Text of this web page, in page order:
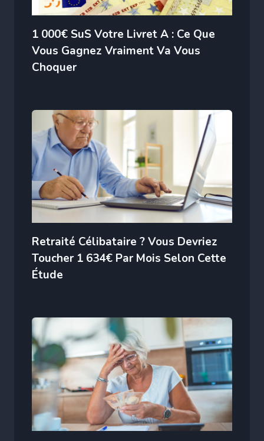
1 000€ SuS Votre Livret A : Ce Que
Vous Gagnez Vraiment Va Vous
Choquer
Retraité Célibataire ? Vous Devriez
Toucher 1 634€ Par Mois Selon Cette
Étude